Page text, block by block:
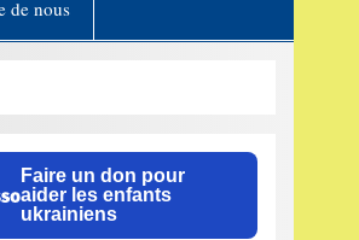
de nous
Faire un don pour
aider les enfants
ukrainiens